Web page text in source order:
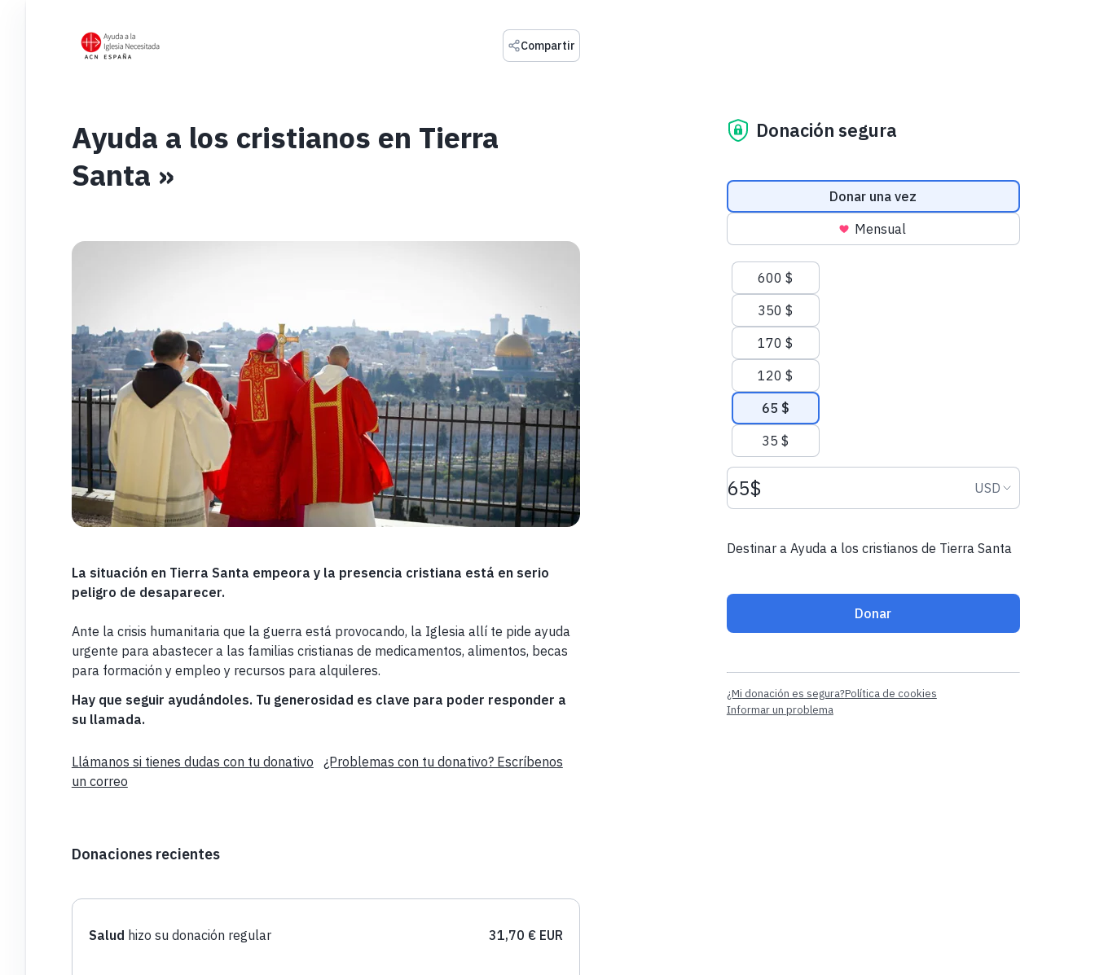
Compartir
Ayuda a los cristianos en Tierra
Santa »
La situación en Tierra Santa empeora y la presencia cristiana está en serio
peligro de desaparecer.
Ante la crisis humanitaria que la guerra está provocando, la Iglesia allí te pide ayuda
urgente para abastecer a las familias cristianas de medicamentos, alimentos, becas
para formación y empleo y recursos para alquileres.
Hay que seguir ayudándoles. Tu generosidad es clave para poder responder a
su llamada.
Llámanos si tienes dudas con tu donativo
¿Problemas con tu donativo? Escríbenos
un correo
Donaciones recientes
31,70 € EUR
Salud hizo su donación regular
Donación segura
Frecuencia de las donaciones
Donar una vez
Mensual
Cantidades sugeridas
600 $
350 $
170 $
120 $
65 $
35 $
Monto de la donación USD Moneda de la
USD
Destinar a Ayuda a los cristianos de Tierra Santa
Donar
¿Mi donación es segura?Política de cookies
Informar un problema